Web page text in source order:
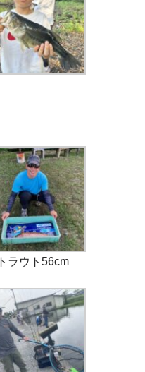
トラウト56cm